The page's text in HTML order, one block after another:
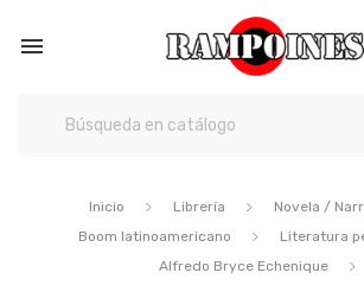

Inicio Librería
Novela /
Boom latinoamericano
Literatura
Alfredo Bryce Echenique